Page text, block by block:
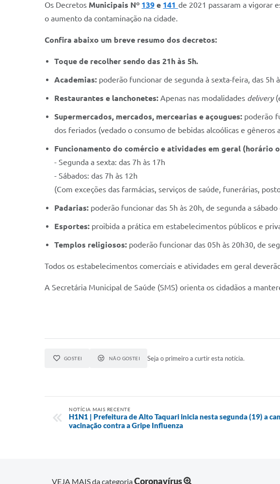
Os Decretos Municipais Nº 139 e 141 de 2021 passaram a vigorar
o aumento da contaminação na cidade.
Confira abaixo um breve resumo dos decretos:
Toque de recolher sendo das 21h às 5h.
Academias: poderão funcionar de segunda à sexta-feira, das 5h
Restaurantes e lanchonetes: Apenas nas modalidades delivery
Supermercados, mercados, mercearias e açougues: poderão
dos feriados (vedado o consumo de bebidas alcoólicas e gêneros
Funcionamento do comércio e atividades em geral (horário
- Segunda a sexta: das 7h às 17h
- Sábados: das 7h às 12h
(Com exceções das farmácias, serviços de saúde, funerárias,
Padarias: poderão funcionar das 5h às 20h, de segunda a
Esportes: proibida a prática em estabelecimentos públicos e
Templos religiosos: poderão funcionar das 05h às 20h30, de
Todos os estabelecimentos comerciais e atividades em geral
A Secretária Municipal de Saúde (SMS) orienta os cidadãos a
GOSTEI NÃO GOSTEI Seja o primeiro a curtir esta notícia.
NOTÍCIA MAIS RECENTE
H1N1 | Prefeitura de Alto Taquari inicia nesta segunda (19) a
vacinação contra a Gripe Influenza
VEJA MAIS da categoriaCoronavírus